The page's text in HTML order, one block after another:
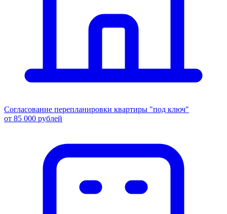
Согласование перепланировки квартиры "под ключ"
от 85 000 рублей